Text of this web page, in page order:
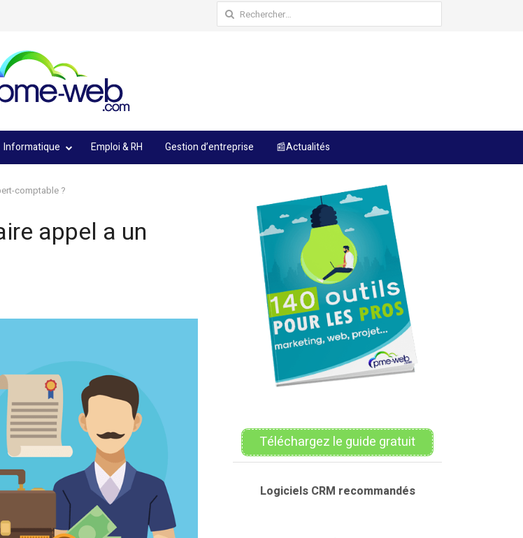
Rechercher :
Informatique Emploi & RH Gestion d’entreprise 📰Actualités
comptable ?
appel a un
Téléchargez le guide gratuit
Logiciels CRM recommandés